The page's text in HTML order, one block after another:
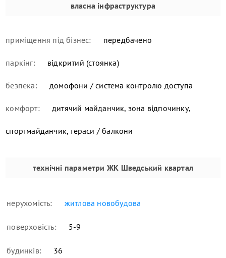
власна інфраструктура
приміщення під бізнес: передбачено
паркінг: відкритий (стоянка)
безпека: домофони / система контролю доступа
комфорт: дитячий майданчик, зона відпочинку,
спортмайданчик, тераси / балкони
технічні параметри ЖК Шведський квартал
нерухомість: житлова новобудова
поверховість: 5-9
будинків: 36